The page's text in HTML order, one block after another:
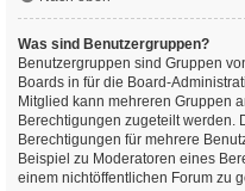
Was sind Benutzergruppen?
Benutzergruppen sind Gruppen
Boards in für die Board-
Mitglied kann mehreren Gruppen
Berechtigungen zugeteilt werden.
Berechtigungen für mehrere
Beispiel zu Moderatoren eines
einem nichtöffentlichen Forum zu